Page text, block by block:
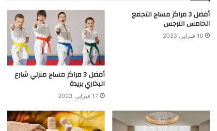
أفضل 3 مراكز مساج التجمع
الخامس النرجس
10 فبراير، 2023
أفضل 3 مراكز مساج منزلي شارع
البخاري بريدة
17 فبراير، 2023